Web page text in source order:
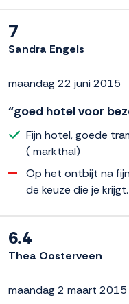
7
Sandra Engels
maandag 22 juni 2015
“goed hotel voor
Fijn hotel, goede
( markthal)
Op het ontbijt na
de keuze die je
6.4
Thea Oosterveen
maandag 2 maart 2015